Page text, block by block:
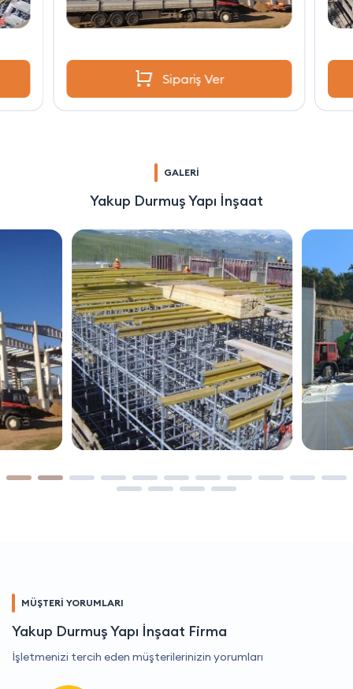
Sipariş Ver
GALERİ
Yakup Durmuş Yapı İnşaat
MÜŞTERİ YORUMLARI
Yakup Durmuş Yapı İnşaat Firma
İşletmenizi tercih eden müşterilerinizin yorumları